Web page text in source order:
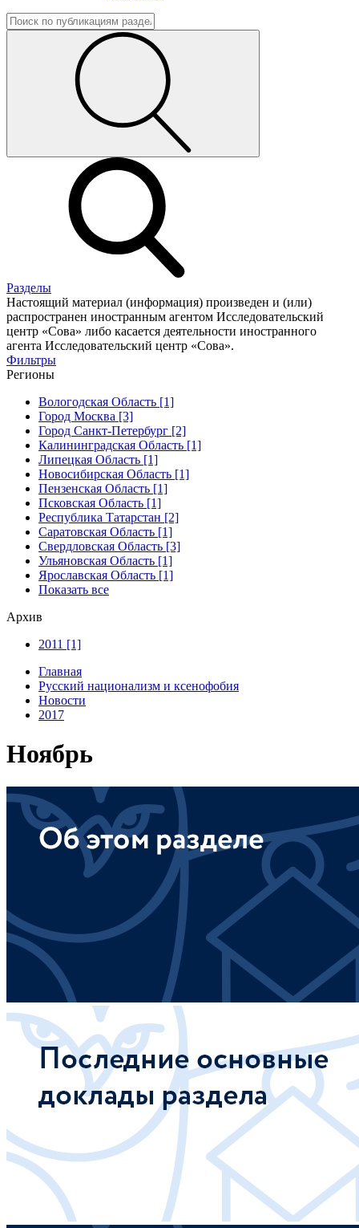
Разделы
Настоящий материал (информация) произведен и (или)
распространен иностранным агентом Исследовательский
центр «Сова» либо касается деятельности иностранного
агента Исследовательский центр «Сова».
Фильтры
Регионы
Вологодская Область [1]
Город Москва [3]
Город Санкт-Петербург [2]
Калининградская Область [1]
Липецкая Область [1]
Новосибирская Область [1]
Пензенская Область [1]
Псковская Область [1]
Республика Татарстан [2]
Саратовская Область [1]
Свердловская Область [3]
Ульяновская Область [1]
Ярославская Область [1]
Показать все
Архив
2011 [1]
Главная
Русский национализм и ксенофобия
Новости
2017
Ноябрь